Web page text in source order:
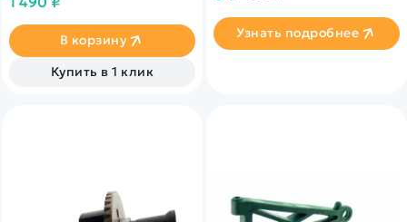
Узнать подробнее
В корзину
Купить в 1 клик